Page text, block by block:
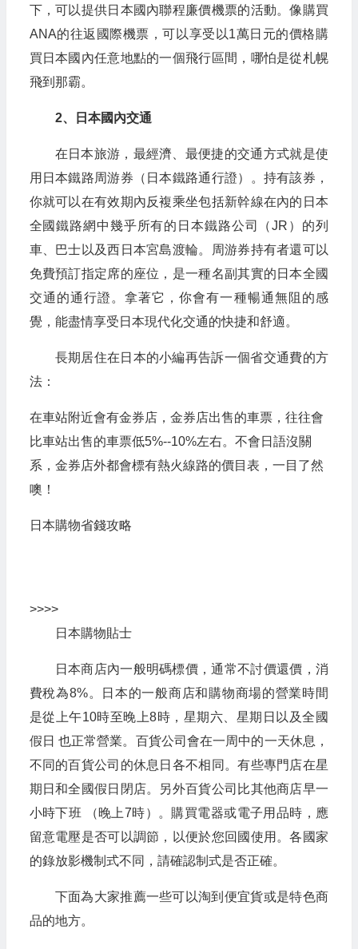
下，可以提供日本國內聯程廉價機票的活動。像購買
ANA的往返國際機票，可以享受以1萬日元的價格購
買日本國內任意地點的一個飛行區間，哪怕是從札幌
飛到那霸。
2、日本國內交通
在日本旅游，最經濟、最便捷的交通方式就是使
用日本鐵路周游券（日本鐵路通行證）。持有該券，
你就可以在有效期內反複乘坐包括新幹線在內的日本
全國鐵路網中幾乎所有的日本鐵路公司（JR）的列
車、巴士以及西日本宮島渡輪。周游券持有者還可以
免費預訂指定席的座位，是一種名副其實的日本全國
交通的通行證。拿著它，你會有一種暢通無阻的感
覺，能盡情享受日本現代化交通的快捷和舒適。
長期居住在日本的小編再告訴一個省交通費的方
法：
在車站附近會有金券店，金券店出售的車票，往往會
比車站出售的車票低5%--10%左右。不會日語沒關
系，金券店外都會標有熱火線路的價目表，一目了然
噢！
日本購物省錢攻略
>>>>
日本購物貼士
日本商店內一般明碼標價，通常不討價還價，消
費稅為8%。日本的一般商店和購物商場的營業時間
是從上午10時至晚上8時，星期六、星期日以及全國
假日 也正常營業。百貨公司會在一周中的一天休息，
不同的百貨公司的休息日各不相同。有些專門店在星
期日和全國假日閉店。另外百貨公司比其他商店早一
小時下班 （晚上7時）。購買電器或電子用品時，應
留意電壓是否可以調節，以便於您回國使用。各國家
的錄放影機制式不同，請確認制式是否正確。
下面為大家推薦一些可以淘到便宜貨或是特色商
品的地方。